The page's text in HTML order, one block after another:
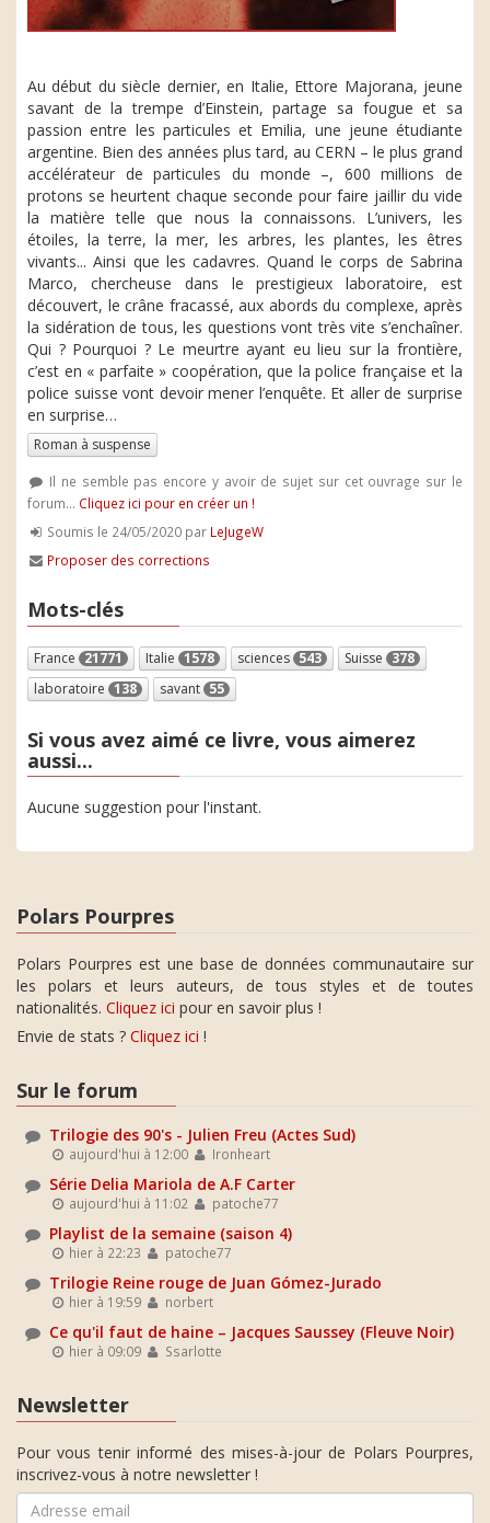
Au début du siècle dernier, en Italie, Ettore Majorana, jeune
savant de la trempe d’Einstein, partage sa fougue et sa
passion entre les particules et Emilia, une jeune étudiante
argentine. Bien des années plus tard, au CERN – le plus grand
accélérateur de particules du monde –, 600 millions de
protons se heurtent chaque seconde pour faire jaillir du vide
la matière telle que nous la connaissons. L’univers, les
étoiles, la terre, la mer, les arbres, les plantes, les êtres
vivants... Ainsi que les cadavres. Quand le corps de Sabrina
Marco, chercheuse dans le prestigieux laboratoire, est
découvert, le crâne fracassé, aux abords du complexe, après
la sidération de tous, les questions vont très vite s’enchaîner.
Qui ? Pourquoi ? Le meurtre ayant eu lieu sur la frontière,
c’est en « parfaite » coopération, que la police française et la
police suisse vont devoir mener l’enquête. Et aller de surprise
en surprise…
Roman à suspense
Il ne semble pas encore y avoir de sujet sur cet ouvrage sur le
forum... Cliquez ici pour en créer un !
Soumis le 24/05/2020 par LeJugeW
Proposer des corrections
Mots-clés
France 21771 Italie 1578 sciences 543 Suisse 378
laboratoire 138 savant 55
Si vous avez aimé ce livre, vous aimerez
aussi...
Aucune suggestion pour l'instant.
Polars Pourpres
Polars Pourpres est une base de données communautaire sur
les polars et leurs auteurs, de tous styles et de toutes
nationalités. Cliquez ici pour en savoir plus !
Envie de stats ? Cliquez ici !
Sur le forum
Trilogie des 90's - Julien Freu (Actes Sud)
aujourd'hui à 12:00 Ironheart
Série Delia Mariola de A.F Carter
aujourd'hui à 11:02 patoche77
Playlist de la semaine (saison 4)
hier à 22:23 patoche77
Trilogie Reine rouge de Juan Gómez-Jurado
hier à 19:59 norbert
Ce qu'il faut de haine – Jacques Saussey (Fleuve Noir)
hier à 09:09 Ssarlotte
Newsletter
Pour vous tenir informé des mises-à-jour de Polars Pourpres,
inscrivez-vous à notre newsletter !